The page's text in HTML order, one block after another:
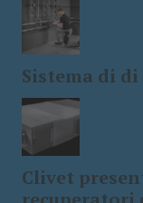
Sistema di
Clivet